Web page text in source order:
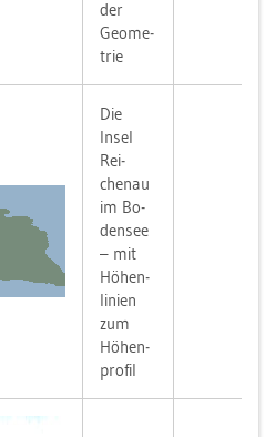
der
Geo­me­
trie
Die
Insel
Rei­
chen­au
im Bo­
den­see
– mit
Hö­hen­
li­ni­en
zum
Hö­hen­
pro­fil